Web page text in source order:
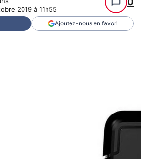
2019 à 11h55
Ajoutez-nous en favori